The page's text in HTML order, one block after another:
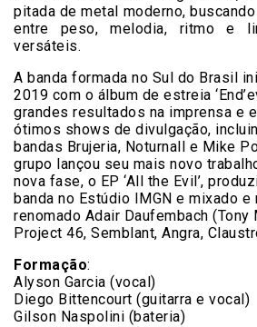
pitada de metal moderno,
entre peso, melodia, ritmo e
versáteis.
A banda formada no Sul do Brasil
2019 com o álbum de estreia
grandes resultados na imprensa e
ótimos shows de divulgação,
bandas Brujeria, Noturnall e Mike
grupo lançou seu mais novo
nova fase, o EP ‘All the Evil’,
banda no Estúdio IMGN e mixado
renomado Adair Daufembach (Tony
Project 46, Semblant, Angra,
Formação:
Alyson Garcia (vocal)
Diego Bittencourt (guitarra e vocal)
Gilson Naspolini (bateria)